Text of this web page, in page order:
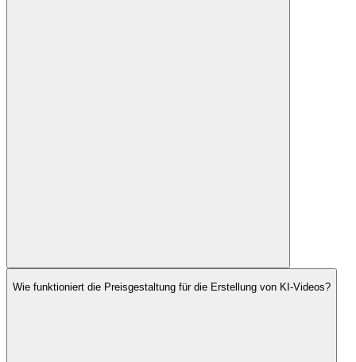
Wie funktioniert die Preisgestaltung für die Erstellung von KI-Videos?